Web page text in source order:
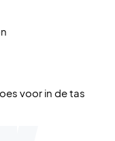
voor in de tas